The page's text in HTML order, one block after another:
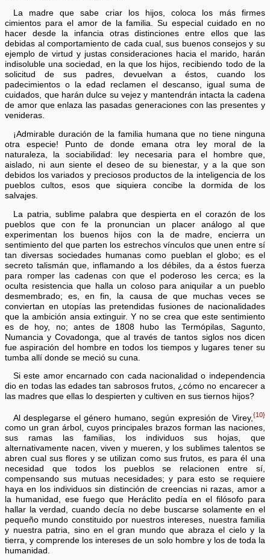
La madre que sabe criar los hijos, coloca los más firmes
cimientos para el amor de la familia. Su especial cuidado en no
hacer desde la infancia otras distinciones entre ellos que las
debidas al comportamiento de cada cual, sus buenos consejos y su
ejemplo de virtud y justas consideraciones hacia el marido, harán
indisoluble una sociedad, en la que los hijos, recibiendo todo de la
solicitud de sus padres, devuelvan a éstos, cuando los
padecimientos o la edad reclamen el descanso, igual suma de
cuidados, que harán dulce su vejez y mantendrán intacta la cadena
de amor que enlaza las pasadas generaciones con las presentes y
venideras.
¡Admirable duración de la familia humana que no tiene ninguna
otra especie! Punto de donde emana otra ley moral de la
naturaleza, la sociabilidad: ley necesaria para el hombre que,
aislado, ni aun siente el deseo de su bienestar, y a la que son
debidos los variados y preciosos productos de la inteligencia de los
pueblos cultos, esos que siquiera concibe la dormida de los
salvajes.
La patria, sublime palabra que despierta en el corazón de los
pueblos que con fe la pronuncian un placer análogo al que
experimentan los buenos hijos con la de madre, encierra un
sentimiento del que parten los estrechos vínculos que unen entre sí
tan diversas sociedades humanas como pueblan el globo; es el
secreto talismán que, inflamando a los débiles, da a éstos fuerza
para romper las cadenas con que el poderoso les cerca; es la
oculta resistencia que halla un coloso para aniquilar a un pueblo
desmembrado; es, en fin, la causa de que muchas veces se
conviertan en utopías las pretendidas fusiones de nacionalidades
que la ambición ansia extinguir. Y no se crea que este sentimiento
es de hoy, no; antes de 1808 hubo las Termópilas, Sagunto,
Numancia y Covadonga, que al través de tantos siglos nos dicen
fue aspiración del hombre en todos los tiempos y lugares tener su
tumba allí donde se meció su cuna.
Si este amor encarnado con cada nacionalidad o independencia
dio en todas las edades tan sabrosos frutos, ¿cómo no encarecer a
las madres que ellas lo despierten y cultiven en sus tiernos hijos?
Al desplegarse el género humano, según expresión de Virey, {10}
como un gran árbol, cuyos principales brazos forman las naciones,
sus ramas las familias, los individuos sus hojas, que
alternativamente nacen, viven y mueren, y los sublimes talentos se
abren cual sus flores y se utilizan como sus frutos, es para él una
necesidad que todos los pueblos se relacionen entre sí,
compensando sus mutuas necesidades; y para esto se requiere
haya en los individuos sin distinción de creencias ni razas, amor a
la humanidad, ese fuego que Heráclito pedía en el filósofo para
hallar la verdad, cuando decía no debe buscarse solamente en el
pequeño mundo constituido por nuestros intereses, nuestra familia
y nuestra patria, sino en el gran mundo que abraza el cielo y la
tierra, y comprende los intereses de un solo hombre y los de toda la
humanidad.